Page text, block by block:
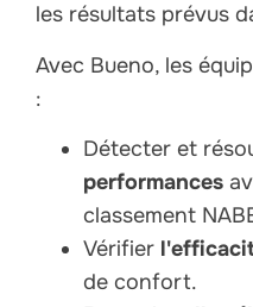
les résultats prévus
Avec Bueno, les
:
Détecter et
performances
classement
Vérifier
de confort.